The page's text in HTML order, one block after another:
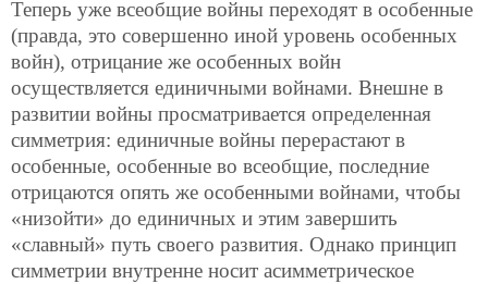
Теперь уже всеобщие войны переходят в особенные
(правда, это совершенно иной уровень особенных
войн), отрицание же особенных войн
осуществляется единичными войнами. Внешне в
развитии войны просматривается определенная
симметрия: единичные войны перерастают в
особенные, особенные во всеобщие, последние
отрицаются опять же особенными войнами, чтобы
«низойти» до единичных и этим завершить
«славный» путь своего развития. Однако принцип
симметрии внутренне носит асимметрическое